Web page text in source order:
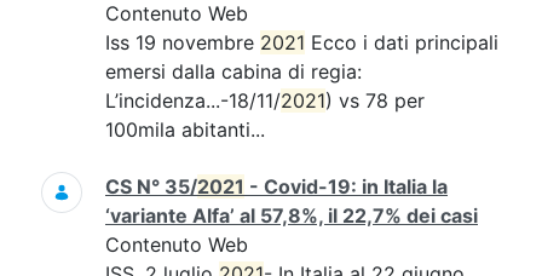
Contenuto Web
Iss 19 novembre 2021 Ecco i dati principali
emersi dalla cabina di regia:
L’incidenza...-18/11/2021) vs 78 per
100mila abitanti...
CS N° 35/2021 - Covid-19: in Italia la
‘variante Alfa’ al 57,8%, il 22,7% dei casi
Contenuto Web